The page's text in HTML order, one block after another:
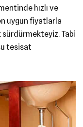
hızlı ve
uygun fiyatlarla
sürdürmekteyiz. Tabi
tesisat